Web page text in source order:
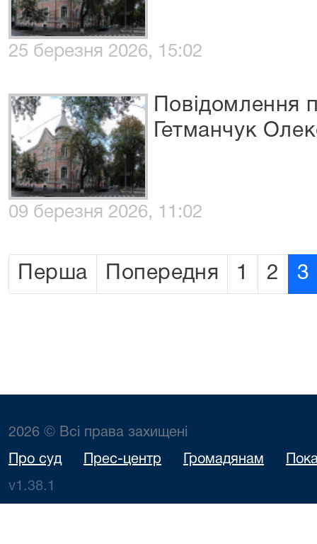
25 березня 2026, 15:02
Повідомлення
Гетманчук
09 березня 2026, 11:02
Перша Попередня 1 2 3
2026 © Всі права захищені
Про суд Прес-центр Громадянам
v1.38.1